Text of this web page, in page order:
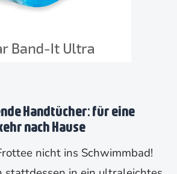
Handtücher: für eine
nach Hause
nicht ins Schwimmbad!